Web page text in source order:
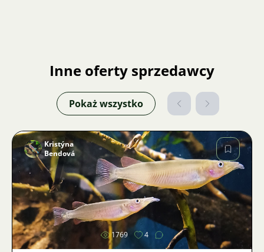
Inne oferty sprzedawcy
Pokaż wszystko
Zdjęcie
Kristýna
Bendová
1769 4